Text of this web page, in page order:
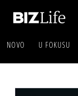
NOVO U FOKUSU